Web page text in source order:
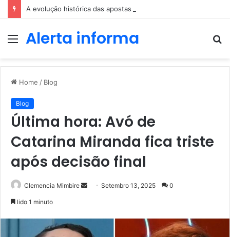
A evolução histórica das apostas ao longo dos séculos
MenuAlerta informa
Home / Blog
Blog
Última hora: Avó de
Catarina Miranda fica triste
após decisão final
Clemencia Mimbire
SendSetembro 13, 2025 0
lido 1 minuto